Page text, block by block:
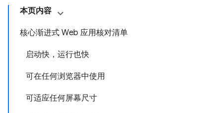
本页内容
核心渐进式 Web 应用核对清单
启动快，运行也快
可在任何浏览器中使用
可适应任何屏幕尺寸